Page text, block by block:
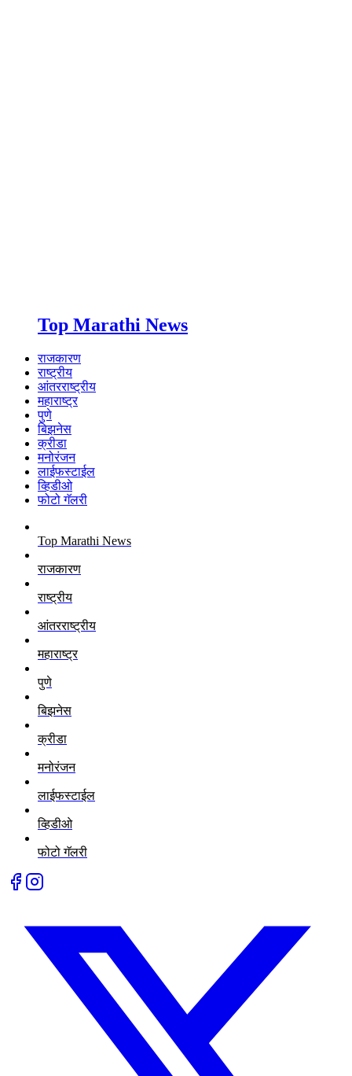
Top Marathi News
राजकारण
राष्ट्रीय
आंतरराष्ट्रीय
महाराष्ट्र
पुणे
बिझनेस
क्रीडा
मनोरंजन
लाईफस्टाईल
व्हिडीओ
फोटो गॅलरी
Top Marathi News
राजकारण
राष्ट्रीय
आंतरराष्ट्रीय
महाराष्ट्र
पुणे
बिझनेस
क्रीडा
मनोरंजन
लाईफस्टाईल
व्हिडीओ
फोटो गॅलरी